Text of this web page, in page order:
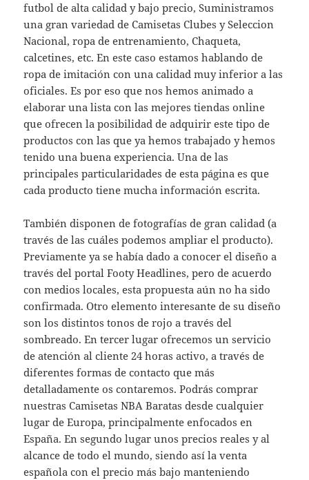
futbol de alta calidad y bajo precio, Suministramos
una gran variedad de Camisetas Clubes y Seleccion
Nacional, ropa de entrenamiento, Chaqueta,
calcetines, etc. En este caso estamos hablando de
ropa de imitación con una calidad muy inferior a las
oficiales. Es por eso que nos hemos animado a
elaborar una lista con las mejores tiendas online
que ofrecen la posibilidad de adquirir este tipo de
productos con las que ya hemos trabajado y hemos
tenido una buena experiencia. Una de las
principales particularidades de esta página es que
cada producto tiene mucha información escrita.
También disponen de fotografías de gran calidad (a
través de las cuáles podemos ampliar el producto).
Previamente ya se había dado a conocer el diseño a
través del portal Footy Headlines, pero de acuerdo
con medios locales, esta propuesta aún no ha sido
confirmada. Otro elemento interesante de su diseño
son los distintos tonos de rojo a través del
sombreado. En tercer lugar ofrecemos un servicio
de atención al cliente 24 horas activo, a través de
diferentes formas de contacto que más
detalladamente os contaremos. Podrás comprar
nuestras Camisetas NBA Baratas desde cualquier
lugar de Europa, principalmente enfocados en
España. En segundo lugar unos precios reales y al
alcance de todo el mundo, siendo así la venta
española con el precio más bajo manteniendo